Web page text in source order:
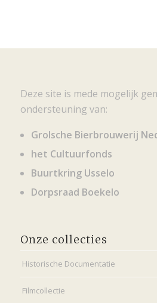
Deze site is mede mogelijk
ondersteuning van:
Grolsche Bierbrouwerij
het Cultuurfonds
Buurtkring Usselo
Dorpsraad Boekelo
Onze collecties
Historische Documentatie
Filmcollectie